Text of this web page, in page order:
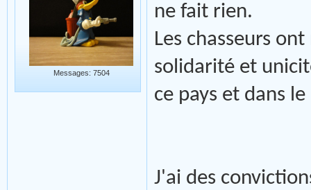
Messages: 7504
ne fait rien.
Les chasseurs
solidarité et
ce pays et dans
J'ai des